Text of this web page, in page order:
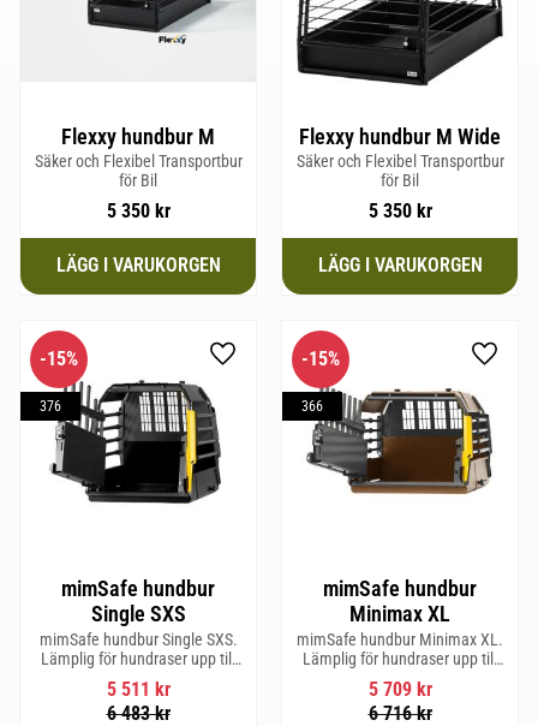
Flexxy hundbur M
Säker och Flexibel Transportbur
för Bil
5 350kr
Flexxy hundbur M Wide
Säker och Flexibel Transportbur
för Bil
5 350kr
mimSafe hundbur
Single SXS
mimSafe hundbur Single SXS.
Lämplig för hundraser upp till
52 cm i mankhöjd.
5 511 kr
6 483kr
15%
376
Lägg till i favoriter
mimSafe hundbur
Minimax XL
mimSafe hundbur Minimax XL.
Lämplig för hundraser upp till
38 cm i mankhöjd.
5 709kr
6 716kr
15%
366
Lägg